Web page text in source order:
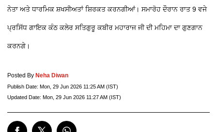
ਨੇਤਾ ਅਤੇ ਧਾਰਮਿਕ ਸ਼ਖਸੀਅਤਾਂ ਸ਼ਿਰਕਤ ਕਰਨਗੀਆਂ। ਸਮਾਰੋਹ ਦੌਰਾਨ ਰਾਤ 9 ਵਜੇ
ਪ੍ਰਸਿੱਧ ਗਾਇਕ ਕੰਠ ਕਲੇਰ ਸਤਿਗੁਰੂ ਕਬੀਰ ਮਹਾਰਾਜ ਜੀ ਦੀ ਮਹਿਮਾ ਦਾ ਗੁਣਗਾਨ
ਕਰਨਗੇ।
Posted By Neha Diwan
Publish Date: Mon, 29 Jun 2026 11:25 AM (IST)
Updated Date: Mon, 29 Jun 2026 11:27 AM (IST)